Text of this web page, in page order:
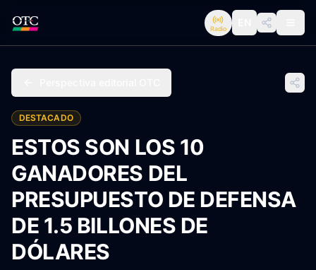
Radio
DESTACADO
ESTOS SON LOS 10
GANADORES DEL
PRESUPUESTO DE DEFENSA
DE 1.5 BILLONES DE
DÓLARES